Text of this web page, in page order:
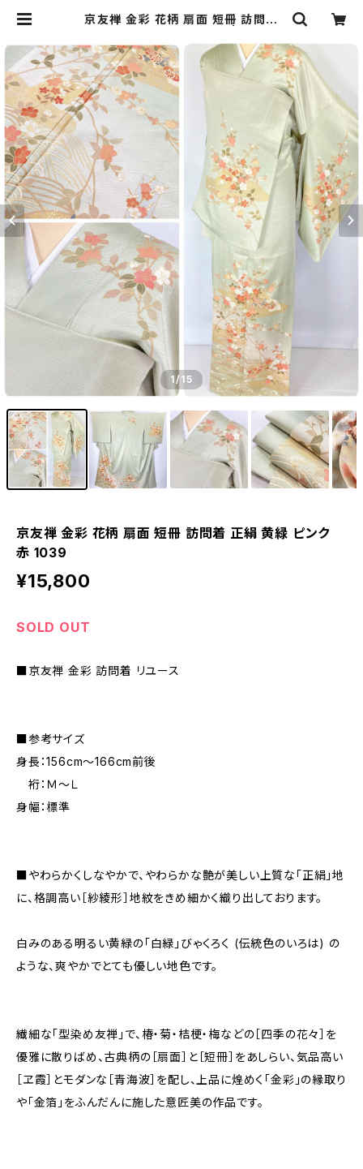
京友禅 金彩 花柄 扇面 短冊 訪問着
o Re:和 [online store] キモノリワ
着物 帯
1/15
京友禅 金彩 花柄 扇面 短冊 訪問着 正絹 黄緑 ピンク
赤 1039
¥15,800
SOLD OUT
■京友禅 金彩 訪問着 リユース
■参考サイズ
身長：156cm～166cm前後
裄：Ｍ～Ｌ
身幅：標準
■やわらかくしなやかで、やわらかな艶が美しい上質な「正絹」地
に、格調高い［紗綾形］地紋をきめ細かく織り出しております。
白みのある明るい黄緑の「白緑」びゃくろく (伝統色のいろは) の
ような、爽やかでとても優しい地色です。
繊細な「型染め友禅」で、椿・菊・桔梗・梅などの［四季の花々］を
優雅に散りばめ、古典柄の［扇面］と［短冊］をあしらい、気品高い
［ヱ霞］とモダンな［青海波］を配し、上品に煌めく「金彩」の縁取り
や「金箔」をふんだんに施した意匠美の作品です。